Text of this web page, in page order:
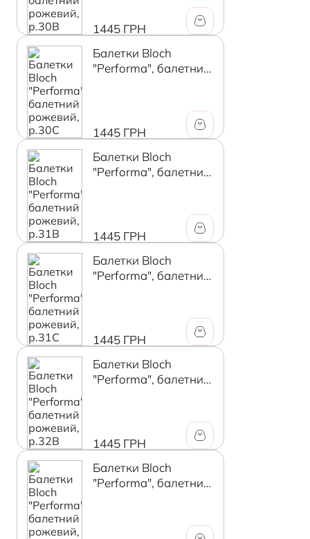
1445 ГРН
Балетки Bloch
"Performa", балетний
1445 ГРН
Балетки Bloch
"Performa", балетний
1445 ГРН
Балетки Bloch
"Performa", балетний
1445 ГРН
Балетки Bloch
"Performa", балетний
1445 ГРН
Балетки Bloch
"Performa", балетний